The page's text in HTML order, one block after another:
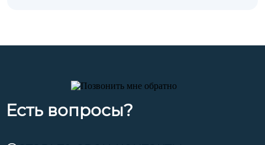
Есть вопросы?